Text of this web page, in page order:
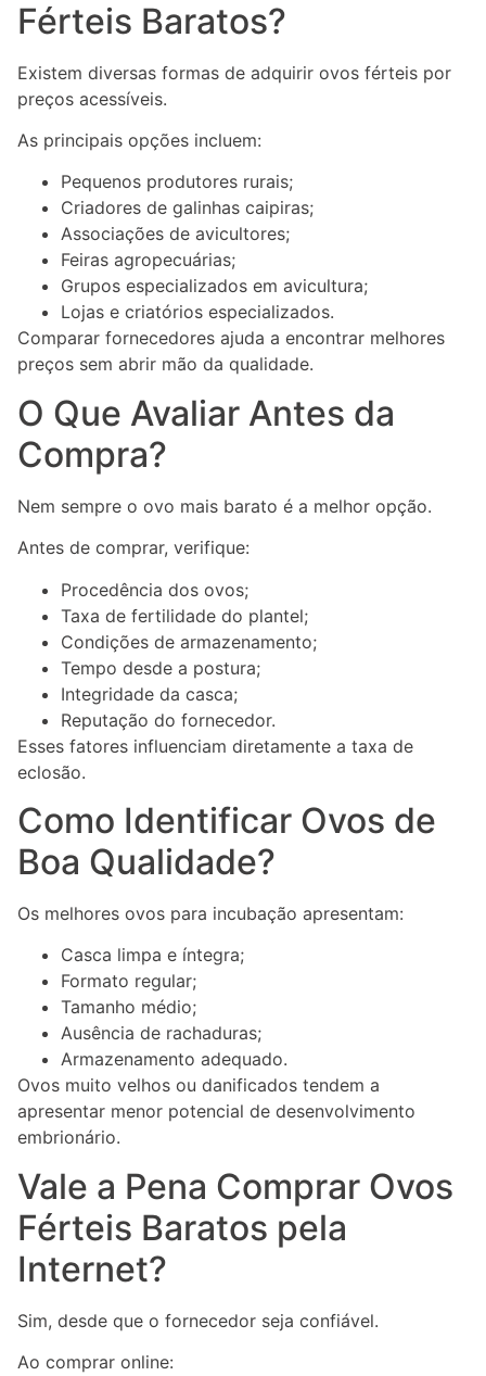
Férteis Baratos?
Existem diversas formas de adquirir ovos férteis por
preços acessíveis.
As principais opções incluem:
Pequenos produtores rurais;
Criadores de galinhas caipiras;
Associações de avicultores;
Feiras agropecuárias;
Grupos especializados em avicultura;
Lojas e criatórios especializados.
Comparar fornecedores ajuda a encontrar melhores
preços sem abrir mão da qualidade.
O Que Avaliar Antes da
Compra?
Nem sempre o ovo mais barato é a melhor opção.
Antes de comprar, verifique:
Procedência dos ovos;
Taxa de fertilidade do plantel;
Condições de armazenamento;
Tempo desde a postura;
Integridade da casca;
Reputação do fornecedor.
Esses fatores influenciam diretamente a taxa de
eclosão.
Como Identificar Ovos de
Boa Qualidade?
Os melhores ovos para incubação apresentam:
Casca limpa e íntegra;
Formato regular;
Tamanho médio;
Ausência de rachaduras;
Armazenamento adequado.
Ovos muito velhos ou danificados tendem a
apresentar menor potencial de desenvolvimento
embrionário.
Vale a Pena Comprar Ovos
Férteis Baratos pela
Internet?
Sim, desde que o fornecedor seja confiável.
Ao comprar online: